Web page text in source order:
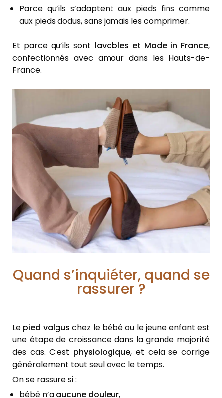
Parce qu’ils s’adaptent aux pieds fins comme
aux pieds dodus, sans jamais les comprimer.
Et parce qu’ils sont lavables et Made in France,
confectionnés avec amour dans les Hauts-de-
France.
Quand s’inquiéter, quand se
rassurer ?
Le pied valgus chez le bébé ou le jeune enfant est
une étape de croissance dans la grande majorité
des cas. C’est physiologique, et cela se corrige
généralement tout seul avec le temps.
On se rassure si :
bébé n’a aucune douleur,